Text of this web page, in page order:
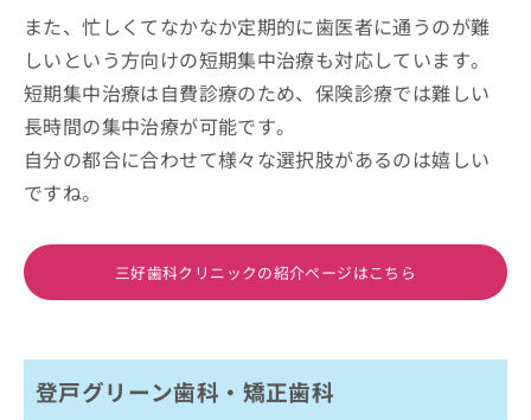
また、忙しくてなかなか定期的に歯医者に通うのが難
しいという方向けの短期集中治療も対応しています。
短期集中治療は自費診療のため、保険診療では難しい
長時間の集中治療が可能です。
自分の都合に合わせて様々な選択肢があるのは嬉しい
ですね。
三好歯科クリニックの紹介ページはこちら
登戸グリーン歯科・矯正歯科